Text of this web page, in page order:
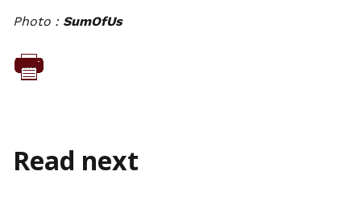
Photo : SumOfUs
Read next